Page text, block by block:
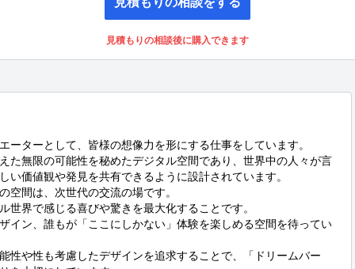
見積もりの相談後に購入できます
ーターとして、皆様の想像力を形にする仕事をしています。
た無限の可能性を秘めたデジタル空間であり、世界中の人々が言
い価値観や発見を共有できるように設計されています。
空間は、次世代の交流の場です。
世界で感じる喜びや驚きを最大化することです。
イン、誰もが「ここにしかない」体験を楽しめる空間を待ってい
性や性も考慮したデザインを追求することで、「ドリームバー